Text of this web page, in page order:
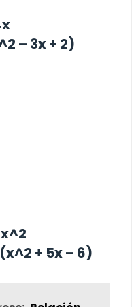
– 3x + 2)
+ 5x – 6)